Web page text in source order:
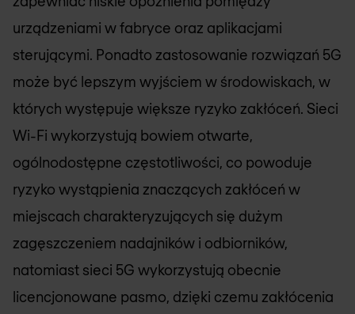
urządzeniami w fabryce oraz aplikacjami
sterującymi. Ponadto zastosowanie rozwiązań 5G
może być lepszym wyjściem w środowiskach, w
których występuje większe ryzyko zakłóceń. Sieci
Wi-Fi wykorzystują bowiem otwarte,
ogólnodostępne częstotliwości, co powoduje
ryzyko wystąpienia znaczących zakłóceń w
miejscach charakteryzujących się dużym
zagęszczeniem nadajników i odbiorników,
natomiast sieci 5G wykorzystują obecnie
licencjonowane pasmo, dzięki czemu zakłócenia